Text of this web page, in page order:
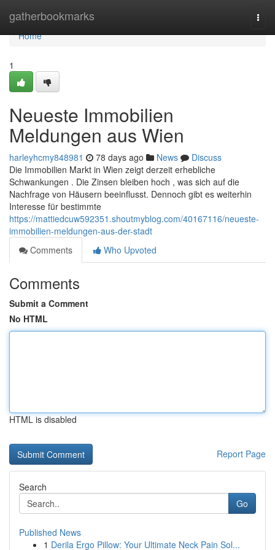
gatherbookmarks
Home
Home
1
Neueste Immobilien
Meldungen aus Wien
harleyhcmy848981 78 days ago News
Discuss
Die Immobilien Markt in Wien zeigt derzeit erhebliche
Schwankungen . Die Zinsen bleiben hoch , was sich auf die
Nachfrage von Häusern beeinflusst. Dennoch gibt es weiterhin
Interesse für bestimmte
https://mattiedcuw592351.shoutmyblog.com/40167116/neueste-
immobilien-meldungen-aus-der-stadt
Comments
Who Upvoted
Comments
Submit a Comment
No HTML
HTML is disabled
Report Page
Search
Go
Published News
1 Derila Ergo Pillow: Your Ultimate Neck Pain Sol...